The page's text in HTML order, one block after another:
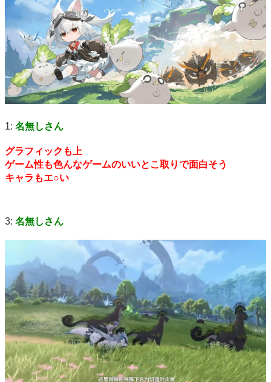
1: 名無しさん
グラフィックも上
ゲーム性も色んなゲームのいいとこ取りで面白そう
キャラもエ○い
3: 名無しさん